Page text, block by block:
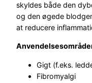
skyldes både den
og den øgede
at reducere
Gigt (f.eks.
Fibromyalgi